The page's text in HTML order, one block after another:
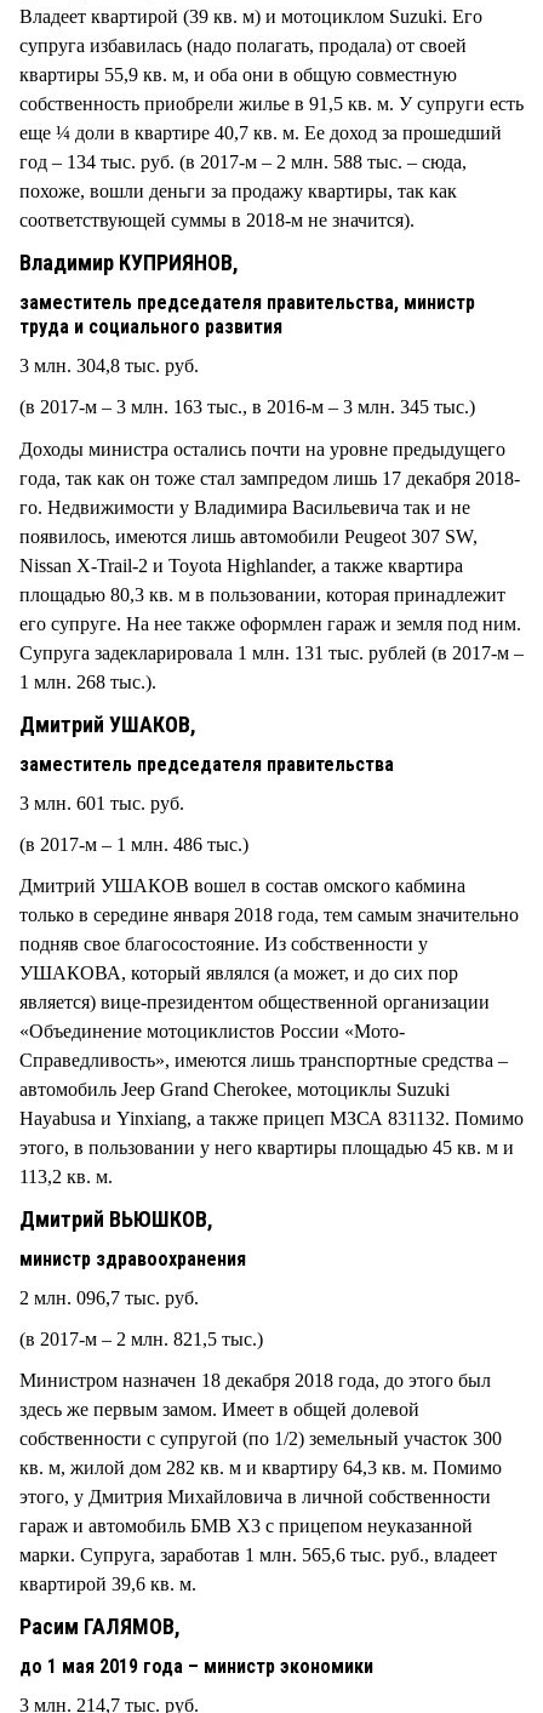
Владеет квартирой (39 кв. м) и мотоциклом Suzuki. Его
супруга избавилась (надо полагать, продала) от своей
квартиры 55,9 кв. м, и оба они в общую совместную
собственность приобрели жилье в 91,5 кв. м. У супруги есть
еще ¼ доли в квартире 40,7 кв. м. Ее доход за прошедший
год – 134 тыс. руб. (в 2017-м – 2 млн. 588 тыс. – сюда,
похоже, вошли деньги за продажу квартиры, так как
соответствующей суммы в 2018-м не значится).
Владимир КУПРИЯНОВ,
заместитель председателя правительства, министр
труда и социального развития
3 млн. 304,8 тыс. руб.
(в 2017-м – 3 млн. 163 тыс., в 2016-м – 3 млн. 345 тыс.)
Доходы министра остались почти на уровне предыдущего
года, так как он тоже стал зампредом лишь 17 декабря 2018-
го. Недвижимости у Владимира Васильевича так и не
появилось, имеются лишь автомобили Peugeot 307 SW,
Nissan X-Trail-2 и Toyota Highlander, а также квартира
площадью 80,3 кв. м в пользовании, которая принадлежит
его супруге. На нее также оформлен гараж и земля под ним.
Супруга задекларировала 1 млн. 131 тыс. рублей (в 2017-м –
1 млн. 268 тыс.).
Дмитрий УШАКОВ,
заместитель председателя правительства
3 млн. 601 тыс. руб.
(в 2017-м – 1 млн. 486 тыс.)
Дмитрий УШАКОВ вошел в состав омского кабмина
только в середине января 2018 года, тем самым значительно
подняв свое благосостояние. Из собственности у
УШАКОВА, который являлся (а может, и до сих пор
является) вице-президентом общественной организации
«Объединение мотоциклистов России «Мото-
Справедливость», имеются лишь транспортные средства –
автомобиль Jeep Grand Cherokee, мотоциклы Suzuki
Hayabusa и Yinxiang, а также прицеп МЗСА 831132. Помимо
этого, в пользовании у него квартиры площадью 45 кв. м и
113,2 кв. м.
Дмитрий ВЬЮШКОВ,
министр здравоохранения
2 млн. 096,7 тыс. руб.
(в 2017-м – 2 млн. 821,5 тыс.)
Министром назначен 18 декабря 2018 года, до этого был
здесь же первым замом. Имеет в общей долевой
собственности с супругой (по 1/2) земельный участок 300
кв. м, жилой дом 282 кв. м и квартиру 64,3 кв. м. Помимо
этого, у Дмитрия Михайловича в личной собственности
гараж и автомобиль БМВ Х3 с прицепом неуказанной
марки. Супруга, заработав 1 млн. 565,6 тыс. руб., владеет
квартирой 39,6 кв. м.
Расим ГАЛЯМОВ,
до 1 мая 2019 года – министр экономики
3 млн. 214,7 тыс. руб.